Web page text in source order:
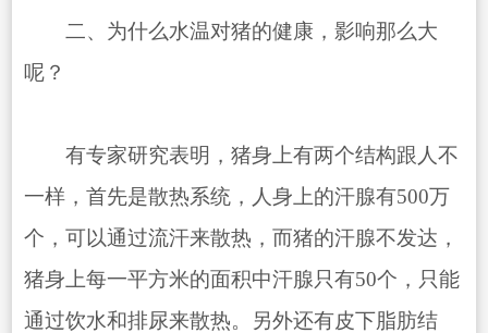
二、为什么水温对猪的健康，影响那么大
呢？
有专家研究表明，猪身上有两个结构跟人不
一样，首先是散热系统，人身上的汗腺有500万
个，可以通过流汗来散热，而猪的汗腺不发达，
猪身上每一平方米的面积中汗腺只有50个，只能
通过饮水和排尿来散热。另外还有皮下脂肪结